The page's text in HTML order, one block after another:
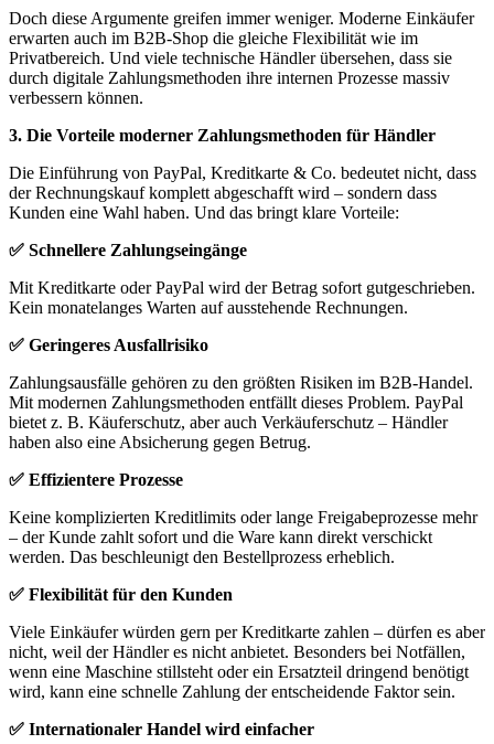
Doch diese Argumente greifen immer weniger. Moderne Einkäufer
erwarten auch im B2B-Shop die gleiche Flexibilität wie im
Privatbereich. Und viele technische Händler übersehen, dass sie
durch digitale Zahlungsmethoden ihre internen Prozesse massiv
verbessern können.
3. Die Vorteile moderner Zahlungsmethoden für Händler
Die Einführung von PayPal, Kreditkarte & Co. bedeutet nicht, dass
der Rechnungskauf komplett abgeschafft wird – sondern dass
Kunden eine Wahl haben. Und das bringt klare Vorteile:
✅ Schnellere Zahlungseingänge
Mit Kreditkarte oder PayPal wird der Betrag sofort gutgeschrieben.
Kein monatelanges Warten auf ausstehende Rechnungen.
✅ Geringeres Ausfallrisiko
Zahlungsausfälle gehören zu den größten Risiken im B2B-Handel.
Mit modernen Zahlungsmethoden entfällt dieses Problem. PayPal
bietet z. B. Käuferschutz, aber auch Verkäuferschutz – Händler
haben also eine Absicherung gegen Betrug.
✅ Effizientere Prozesse
Keine komplizierten Kreditlimits oder lange Freigabeprozesse mehr
– der Kunde zahlt sofort und die Ware kann direkt verschickt
werden. Das beschleunigt den Bestellprozess erheblich.
✅ Flexibilität für den Kunden
Viele Einkäufer würden gern per Kreditkarte zahlen – dürfen es aber
nicht, weil der Händler es nicht anbietet. Besonders bei Notfällen,
wenn eine Maschine stillsteht oder ein Ersatzteil dringend benötigt
wird, kann eine schnelle Zahlung der entscheidende Faktor sein.
✅ Internationaler Handel wird einfacher